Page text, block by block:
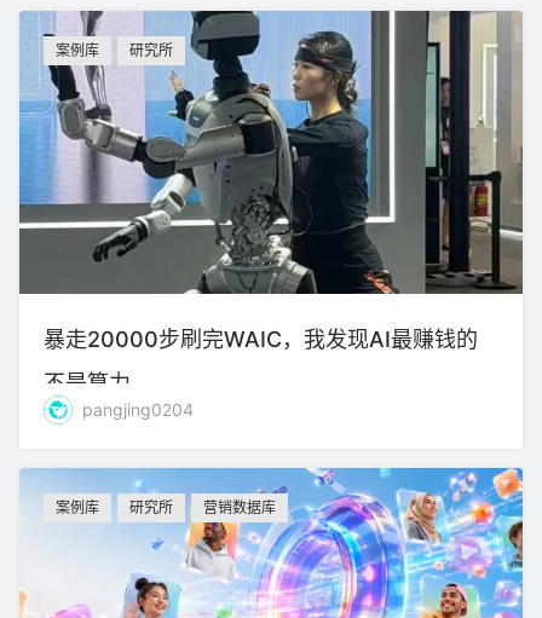
案例库 研究所
暴走20000步刷完WAIC，我发现AI最赚钱的
不是算力
pangjing0204
案例库 研究所 营销数据库